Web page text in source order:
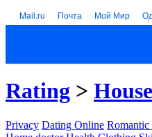
Mail.ru Почта Мой Мир
Rating > House
Privacy Dating Online